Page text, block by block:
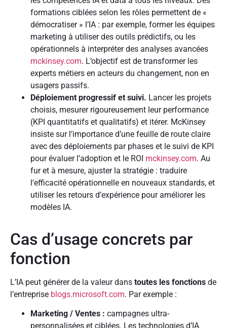
formations ciblées selon les rôles permettent de «
démocratiser » l’IA : par exemple, former les équipes
marketing à utiliser des outils prédictifs, ou les
opérationnels à interpréter des analyses avancées
mckinsey.com. L’objectif est de transformer les
experts métiers en acteurs du changement, non en
usagers passifs.
Déploiement progressif et suivi. Lancer les projets
choisis, mesurer rigoureusement leur performance
(KPI quantitatifs et qualitatifs) et itérer. McKinsey
insiste sur l’importance d’une feuille de route claire
avec des déploiements par phases et le suivi de KPI
pour évaluer l’adoption et le ROI mckinsey.com. Au
fur et à mesure, ajuster la stratégie : traduire
l’efficacité opérationnelle en nouveaux standards, et
utiliser les retours d’expérience pour améliorer les
modèles IA.
Cas d’usage concrets par
fonction
L’IA peut générer de la valeur dans toutes les fonctions de
l’entreprise blogs.microsoft.com. Par exemple :
Marketing / Ventes : campagnes ultra-
personnalisées et ciblées. Les technologies d’IA